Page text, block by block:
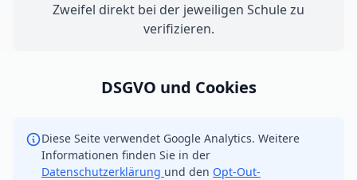
Zweifel direkt bei der jeweiligen Schule zu
verifizieren.
DSGVO und Cookies
Diese Seite verwendet Google Analytics. Weitere
Informationen finden Sie in der
Datenschutzerklärung und den Opt-Out-